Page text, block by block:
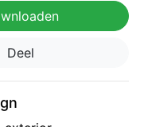
Deel